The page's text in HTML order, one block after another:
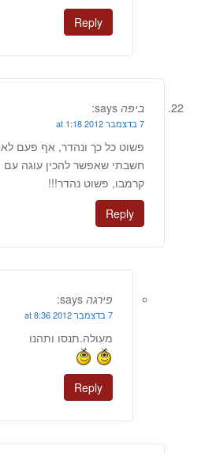
Reply
ביפה says:
7 בדצמבר 2012 at 1:18
פשוט כל כך ונהדר, אף פעם לא
חשבתי שאפשר להכין עוגה עם
קרמבו, פשוט נהדר!!!
Reply
פירגה says:
7 בדצמבר 2012 at 8:36
מעולה.תנסו ותהנו
Reply